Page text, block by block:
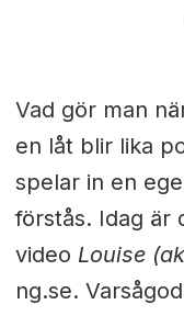
Vad gör man
en låt blir lika
spelar in en
förstås. Idag är
video Louise
ng.se.